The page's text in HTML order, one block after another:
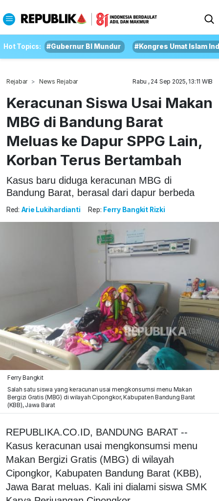
Hot Topics: #Gubernur BI Mundur #Kongres Umat Islam
Rejabar News Rejabar Rabu , 24 Sep 2025, 13:11 WIB
Keracunan Siswa Usai Makan
MBG di Bandung Barat
Meluas ke Dapur SPPG Lain,
Korban Terus Bertambah
Kasus baru diduga keracunan MBG di
Bandung Barat, berasal dari dapur berbeda
Red: Arie Lukihardianti Rep: Ferry Bangkit Rizki
Ferry Bangkit
Salah satu siswa yang keracunan usai mengkonsumsi menu Makan
Bergizi Gratis (MBG) di wilayah Cipongkor, Kabupaten Bandung Barat
(KBB), Jawa Barat
REPUBLIKA.CO.ID, BANDUNG BARAT --
Kasus keracunan usai mengkonsumsi menu
Makan Bergizi Gratis (MBG) di wilayah
Cipongkor, Kabupaten Bandung Barat (KBB),
Jawa Barat meluas. Kali ini dialami siswa SMK